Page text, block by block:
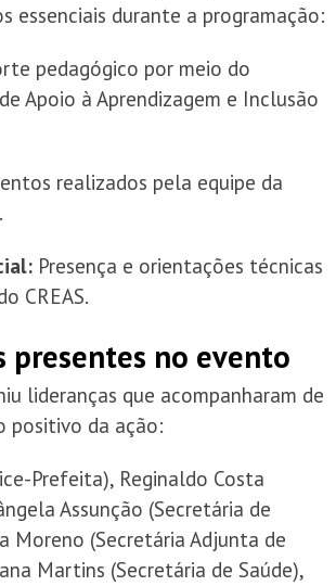
essenciais durante a programação:
pedagógico por meio do
Apoio à Aprendizagem e Inclusão
realizados pela equipe da
Presença e orientações técnicas
CREAS.
presentes no evento
lideranças que acompanharam de
positivo da ação:
Prefeita), Reginaldo Costa
Assunção (Secretária de
Moreno (Secretária Adjunta de
Martins (Secretária de Saúde),